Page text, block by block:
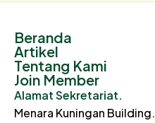
Beranda
Artikel
Tentang Kami
Join Member
Alamat Sekretariat.
Menara Kuningan Building.